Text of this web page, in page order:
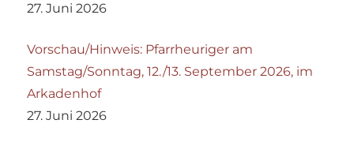
27. Juni 2026
Vorschau/Hinweis: Pfarrheuriger am
Samstag/Sonntag, 12./13. September 2026, im
Arkadenhof
27. Juni 2026